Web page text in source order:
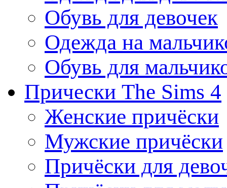
Обувь для девочек
Одежда на
Обувь для
Прически The Sims 4
Женские причёски
Мужские причёски
Причёски для